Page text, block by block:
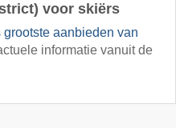
voor skiërs
grootste aanbieden van
informatie vanuit de